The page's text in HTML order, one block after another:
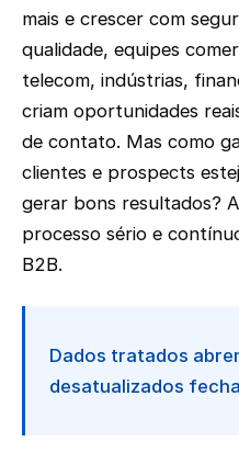
mais e crescer com
qualidade, equipes
telecom, indústrias,
criam oportunidades
de contato. Mas como
clientes e prospects
gerar bons resultados?
processo sério e
B2B.
Dados tratados
desatualizados